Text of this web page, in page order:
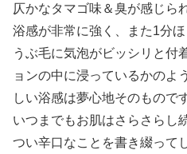
仄かなタマゴ味＆臭が感じら
浴感が非常に強く、また1分
うぶ毛に気泡がビッシリと付
ョンの中に浸っているかのよ
しい浴感は夢心地そのもので
いつまでもお肌はさらさらし
つい辛口なことを書き綴って